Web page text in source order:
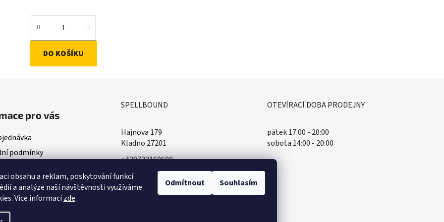
obsahu a reklam, poskytování funkcí
a analýze naší návštěvnosti využíváme
Více informacízde.
Odmítnout Souhlasím
DO KOŠÍKU
pro vás
podmínky
ochrany osobních údajů
SPELLBOUND
Hajnova 179
Kladno 27201
+420732160600
​info@spellbound.cz
OTEVÍRACÍ DOBA PRODEJNY
pátek 17:00 - 20:00
sobota 14:00 - 20:00